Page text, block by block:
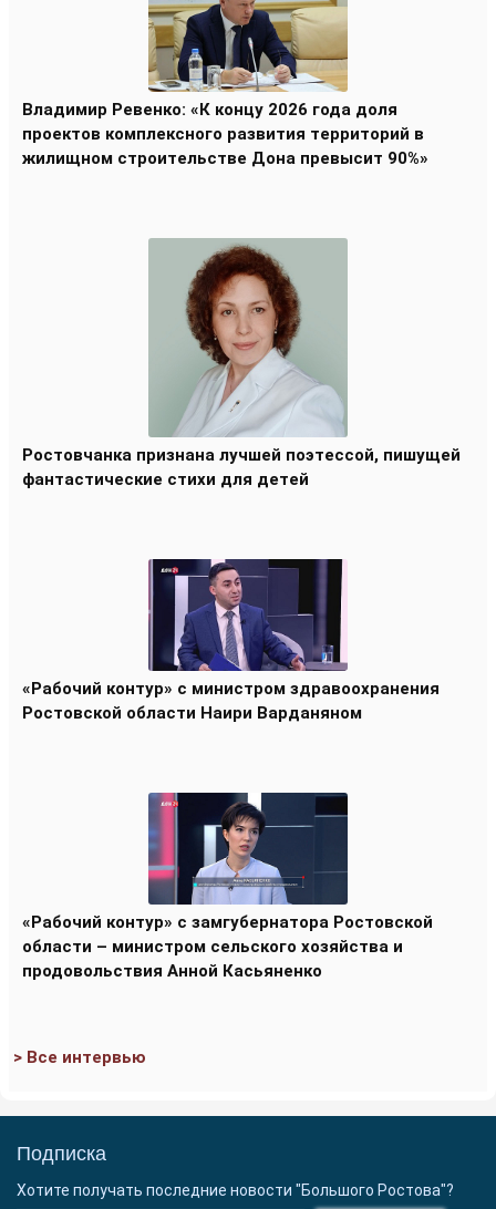
Владимир Ревенко: «К концу 2026 года доля
проектов комплексного развития территорий в
жилищном строительстве Дона превысит 90%»
Ростовчанка признана лучшей поэтессой, пишущей
фантастические стихи для детей
«Рабочий контур» с министром здравоохранения
Ростовской области Наири Варданяном
«Рабочий контур» с замгубернатора Ростовской
области – министром сельского хозяйства и
продовольствия Анной Касьяненко
> Все интервью
Подписка
Хотите получать последние новости "Большого Ростова"?